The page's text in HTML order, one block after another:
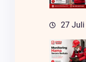
27 Juli